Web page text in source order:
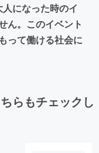
になった時のイ
ん。このイベント
って働ける社会に
らもチェックし